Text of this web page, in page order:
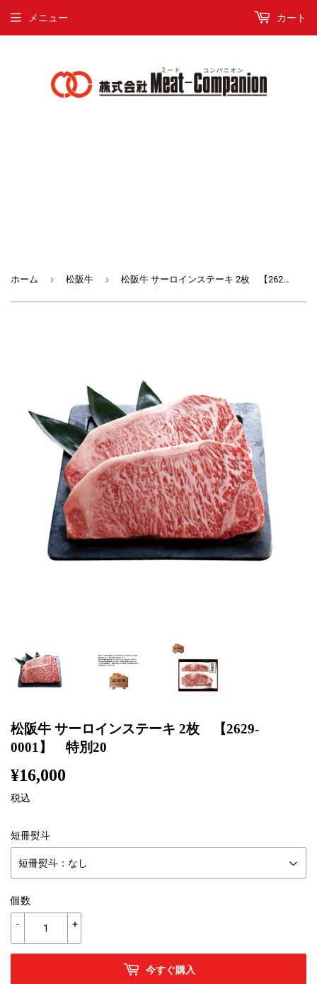
メニュー カート
ホーム › 松阪牛 › 松阪牛 サーロインステーキ 2枚 【2629-0001】 特別20
松阪牛 サーロインステーキ 2枚 【2629-
0001】 特別20
¥16,000
税込
短冊熨斗
個数
+
-
今すぐ購入